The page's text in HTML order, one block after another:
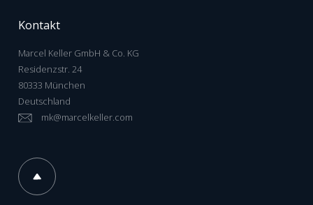
Kontakt
Marcel Keller GmbH & Co. KG
Residenzstr. 24
80333 München
Deutschland
mk@marcelkeller.com